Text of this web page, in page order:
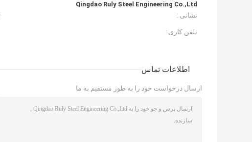
Qingdao Ruly Steel Engineering Co.,Ltd
نشانی :
تلفن کاری :
اطلاعات تماس
ارسال درخواست خود را به طور مستقیم به ما